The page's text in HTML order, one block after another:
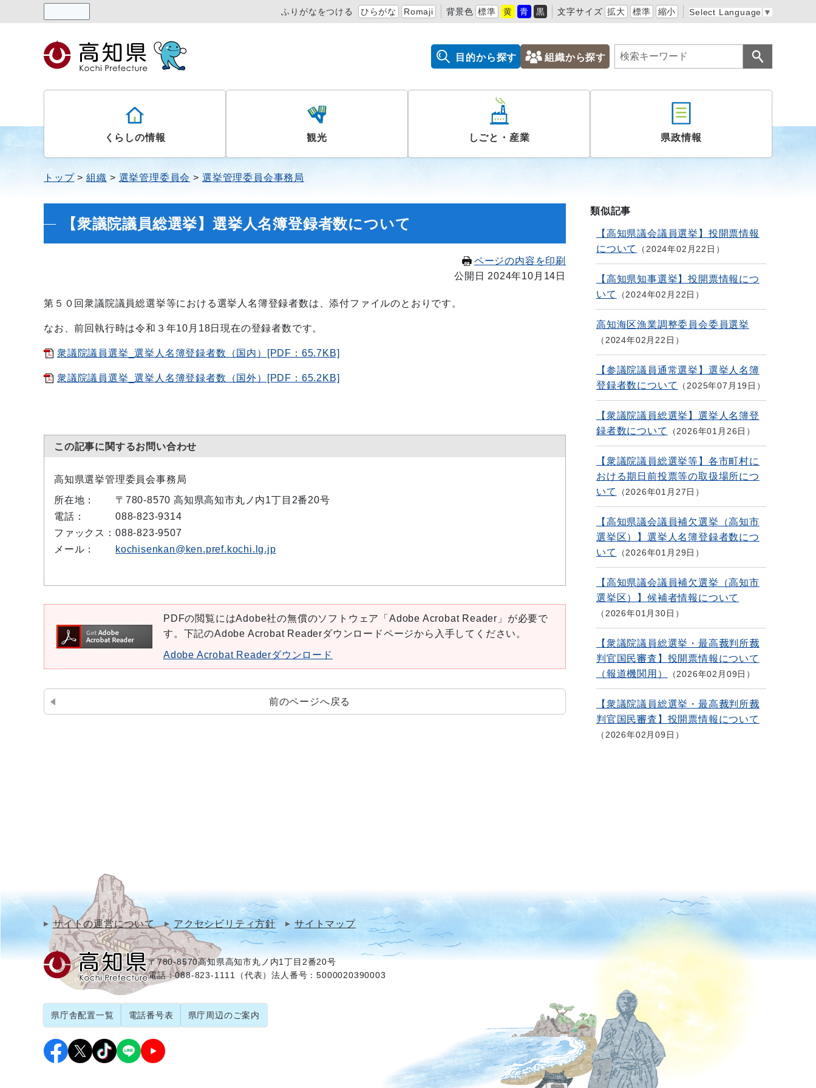
ふりがなをつける ひらがな Romaji 背景色 標準 黄 青 黒 文字サイズ 拡大 標準 縮小 Select Language ▼
目的から探す 組織から探す
くらしの情報 観光 しごと・産業 県政情報
トップ 組織 選挙管理委員会 選挙管理委員会事務局
【衆議院議員総選挙】選挙人名簿登録者数について
ページの内容を印刷
公開日 2024年10月14日
第５０回衆議院議員総選挙等における選挙人名簿登録者数は、添付ファイルのとおりです。
なお、前回執行時は令和３年10月18日現在の登録者数です。
衆議院議員選挙_選挙人名簿登録者数（国内）[PDF：65.7KB]
衆議院議員選挙_選挙人名簿登録者数（国外）[PDF：65.2KB]
この記事に関するお問い合わせ
高知県選挙管理委員会事務局
所在地：
〒780-8570 高知県高知市丸ノ内1丁目2番20号
電話：
088-823-9314
ファックス： 088-823-9507
メール：
kochisenkan@ken.pref.kochi.lg.jp
PDFの閲覧にはAdobe社の無償のソフトウェア「Adobe Acrobat Reader」が必要で
す。下記のAdobe Acrobat Readerダウンロードページから入手してください。
Adobe Acrobat Readerダウンロード
前のページへ戻る
類似記事
【高知県議会議員選挙】投開票情報
について
2024年02月22日
【高知県知事選挙】投開票情報につ
いて
2024年02月22日
高知海区漁業調整委員会委員選挙
2024年02月22日
【参議院議員通常選挙】選挙人名簿
登録者数について
2025年07月19日
【衆議院議員総選挙】選挙人名簿登
録者数について
2026年01月26日
【衆議院議員総選挙等】各市町村に
おける期日前投票等の取扱場所につ
いて
2026年01月27日
【高知県議会議員補欠選挙（高知市
選挙区）】選挙人名簿登録者数につ
いて
2026年01月29日
【高知県議会議員補欠選挙（高知市
選挙区）】候補者情報について
2026年01月30日
【衆議院議員総選挙・最高裁判所裁
判官国民審査】投開票情報について
（報道機関用）
2026年02月09日
【衆議院議員総選挙・最高裁判所裁
判官国民審査】投開票情報について
2026年02月09日
サイトの運営について アクセシビリティ方針 サイトマップ
〒780-8570高知県高知市丸ノ内1丁目2番20号
電話：088-823-1111（代表）法人番号：5000020390003
県庁舎配置一覧 電話番号表 県庁周辺のご案内